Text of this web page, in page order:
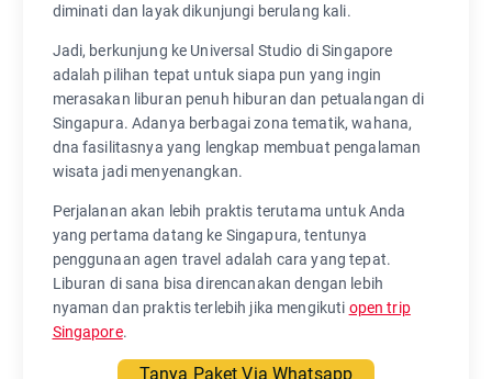
diminati dan layak dikunjungi berulang kali.
Jadi, berkunjung ke Universal Studio di Singapore
adalah pilihan tepat untuk siapa pun yang ingin
merasakan liburan penuh hiburan dan petualangan di
Singapura. Adanya berbagai zona tematik, wahana,
dna fasilitasnya yang lengkap membuat pengalaman
wisata jadi menyenangkan.
Perjalanan akan lebih praktis terutama untuk Anda
yang pertama datang ke Singapura, tentunya
penggunaan agen travel adalah cara yang tepat.
Liburan di sana bisa direncanakan dengan lebih
nyaman dan praktis terlebih jika mengikuti open trip
Singapore.
Tanya Paket Via Whatsapp